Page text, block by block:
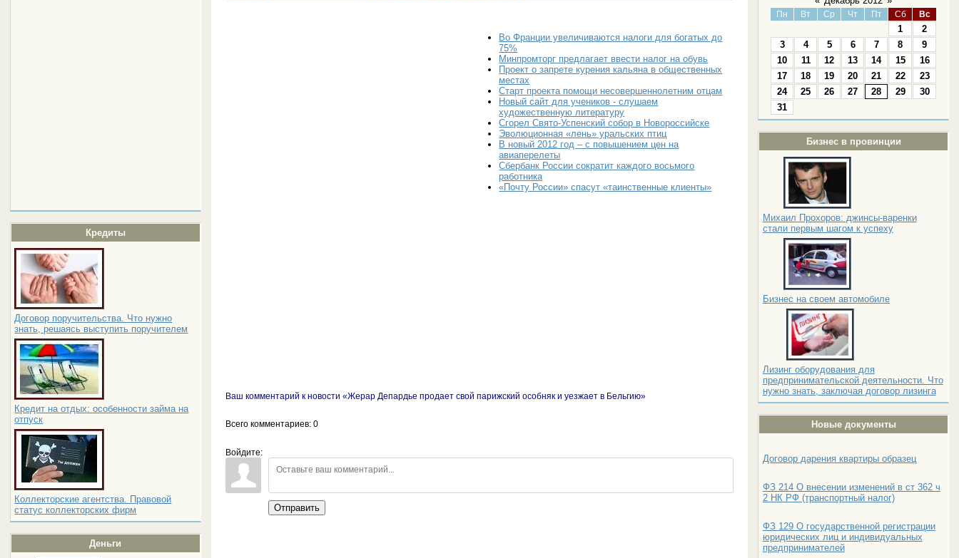
Кредиты
Договор поручительства. Что нужно
знать, решаясь выступить поручителем
Кредит на отдых: особенности займа на
отпуск
Коллекторские агентства. Правовой
статус коллекторских фирм
Деньги
Пн Вт Ср Чт Пт Сб Вс
1
2
3
4 5 6 7 8
9
10
11 12 13 14 15
16
17
18 19 20 21 22
23
24
25 26 27 28 29
30
31
Бизнес в провинции
Михаил Прохоров: джинсы-варенки
стали первым шагом к успеху
Бизнес на своем автомобиле
Лизинг оборудования для
предпринимательской деятельности. Что
нужно знать, заключая договор лизинга
Новые документы
Договор дарения квартиры образец
ФЗ 214 О внесении изменений в ст 362 ч
2 НК РФ (транспортный налог)
ФЗ 129 О государственной регистрации
юридических лиц и индивидуальных
предпринимателей
Во Франции увеличиваются налоги для богатых до
75%
Минпромторг предлагает ввести налог на обувь
Проект о запрете курения кальяна в общественных
местах
Старт проекта помощи несовершеннолетним отцам
Новый сайт для учеников - слушаем
художественную литературу
Сгорел Свято-Успенский собор в Новороссийске
Эволюционная «лень» уральских птиц
В новый 2012 год – с повышением цен на
авиаперелеты
Сбербанк России сократит каждого восьмого
работника
«Почту России» спасут «таинственные клиенты»
Ваш комментарий к новости «Жерар Депардье продает свой парижский особняк и уезжает в Бельгию»
Всего комментариев: 0
Войдите:
Отправить